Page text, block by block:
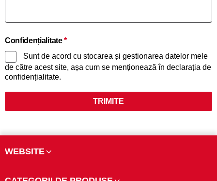
Confidențialitate*
Sunt de acord cu stocarea și gestionarea datelor mele
de către acest site, așa cum se menționează în declarația de
confidențialitate.
TRIMITE
WEBSITE